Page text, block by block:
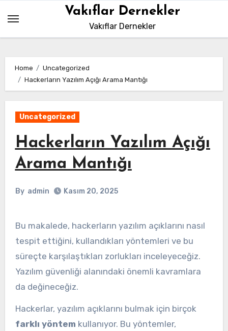
content
Vakıflar Dernekler
Vakıflar Dernekler
Home
Uncategorized
Hackerların Yazılım Açığı Arama Mantığı
Uncategorized
Hackerların Yazılım Açığı
Arama Mantığı
By admin Kasım 20, 2025
Bu makalede, hackerların yazılım açıklarını nasıl
tespit ettiğini, kullandıkları yöntemleri ve bu
süreçte karşılaştıkları zorlukları inceleyeceğiz.
Yazılım güvenliği alanındaki önemli kavramlara
da değineceğiz.
Hackerlar, yazılım açıklarını bulmak için birçok
farklı yöntem kullanıyor. Bu yöntemler,